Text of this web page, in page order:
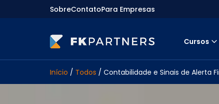
SobreContatoPara Empresas
Cursos
Preparatórios Nacionais
Internacionais
Início / Todos / Contabilidade e Sinais de Alerta